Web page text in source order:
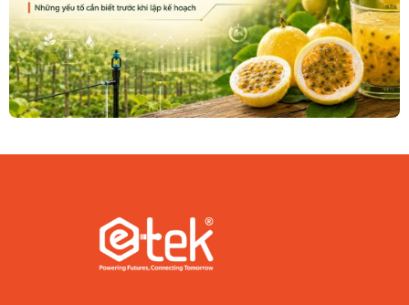
Đầu tư Smart Farm chanh dây vàng 1 hecta tốn khoảng 150–800 triệu
đồng phần công nghệ, cộng thêm chi phí nông nghiệp cơ bản. ETEK chia
sẻ thật, có số liệu cụ thể.